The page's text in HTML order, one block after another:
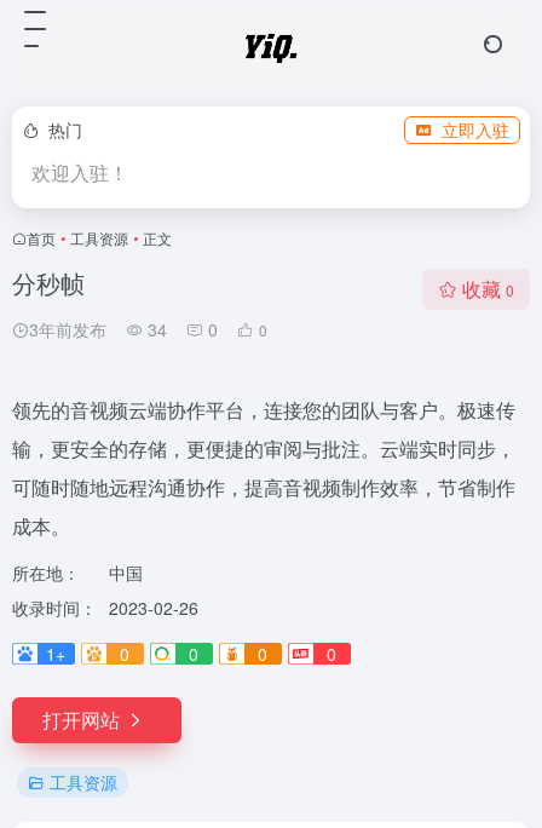
热门 立即入驻
欢迎入驻！
首页 • 工具资源 • 正文
分秒帧
3年前发布 34 0 0
收藏 0
领先的音视频云端协作平台，连接您的团队与客户。极速传
输，更安全的存储，更便捷的审阅与批注。云端实时同步，
可随时随地远程沟通协作，提高音视频制作效率，节省制作
成本。
所在地：
中国
收录时间：
2023-02-26
1+
0 0 0 0
打开网站
工具资源